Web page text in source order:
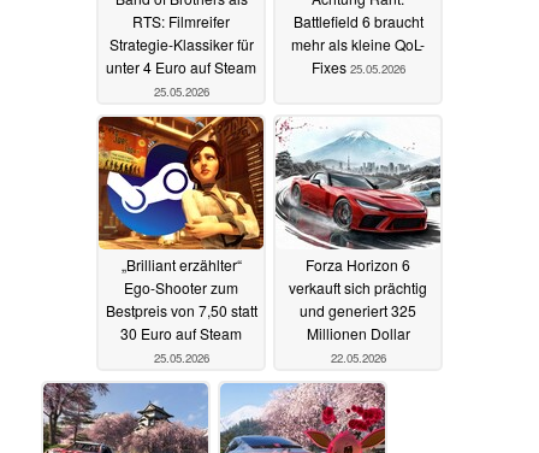
RTS: Filmreifer
Strategie-Klassiker für
unter 4 Euro auf Steam
25.05.2026
Battlefield 6 braucht
mehr als kleine QoL-
Fixes 25.05.2026
„Brilliant erzählter“
Ego-Shooter zum
Bestpreis von 7,50 statt
30 Euro auf Steam
25.05.2026
Forza Horizon 6
verkauft sich prächtig
und generiert 325
Millionen Dollar
22.05.2026